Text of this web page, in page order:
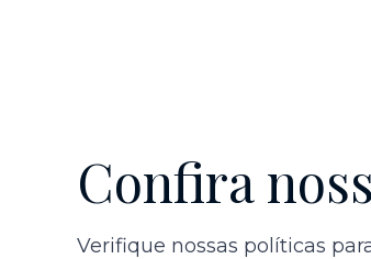
Confira
Verifique nossas políticas